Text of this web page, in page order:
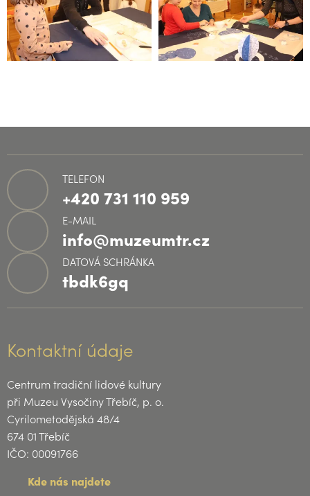
TELEFON
+420 731 110 959
E-MAIL
info@muzeumtr.cz
DATOVÁ SCHRÁNKA
tbdk6gq
Kontaktní údaje
Centrum tradiční lidové kultury
při Muzeu Vysočiny Třebíč, p. o.
Cyrilometodějská 48/4
674 01 Třebíč
IČO: 00091766
Kde nás najdete